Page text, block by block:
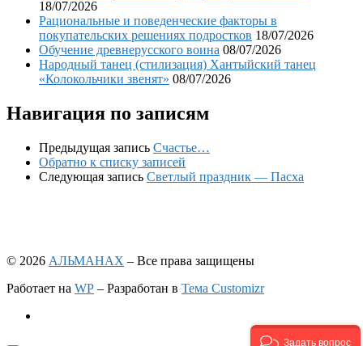
18/07/2026
Рациональные и поведенческие факторы в
покупательских решениях подростков 18/07/2026
Обучение древнерусского воина 08/07/2026
Народный танец (стилизация) Хантыйский танец
«Колокольчики звенят» 08/07/2026
Навигация по записям
Предыдущая запись Счастье…
Обратно к списку записей
Следующая запись Светлый праздник — Пасха
© 2026 АЛЬМАНАХ – Все права защищены
Работает на WP – Разработан в Тема Customizr
Задать вопрос